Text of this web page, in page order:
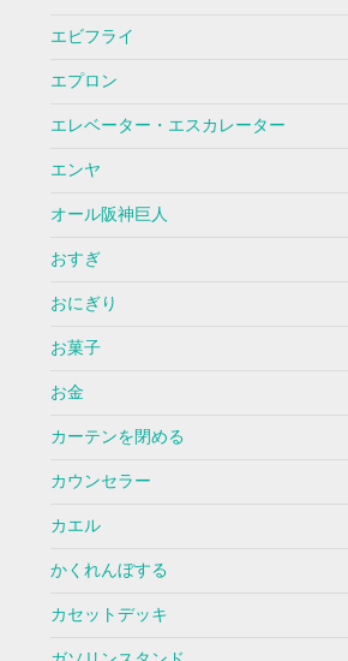
エビフライ
エプロン
エレベーター・エスカレーター
エンヤ
オール阪神巨人
おすぎ
おにぎり
お菓子
お金
カーテンを閉める
カウンセラー
カエル
かくれんぼする
カセットデッキ